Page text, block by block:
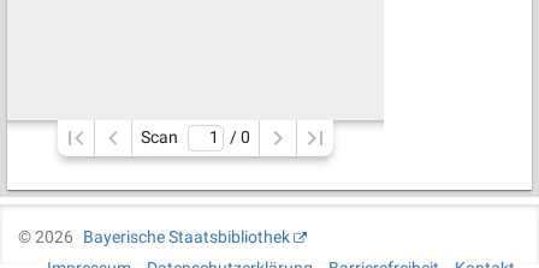
Scan / 0
©2026
Bayerische Staatsbibliothek